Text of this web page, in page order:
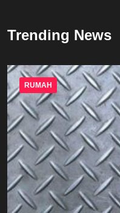
Trending News
RUMAH